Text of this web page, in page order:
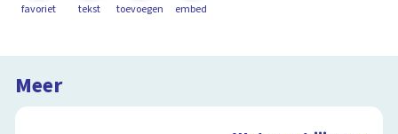
favoriet tekst toevoegen embed
Meer